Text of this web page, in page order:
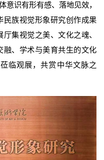
意识有形有感、落地见效，
民族视觉形象研究创作成果
集视觉之美、文化之魂、
融、学术与美育共生的文化
临观展，共赏中华文脉之